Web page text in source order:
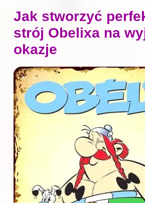
Jak stworzyć
strój Obelixa na
okazje